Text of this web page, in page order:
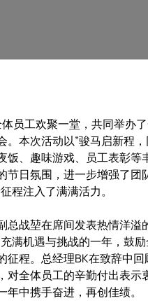
体员工欢聚一堂，共同举办
。本次活动以”骏马启新程
饭、趣味游戏、员工表彰等
节日氛围，进一步增强了团
程注入了满满活力。
总战堃在席间发表热情洋溢
满机遇与挑战的一年，鼓
征程。总经理BK在致辞中
对全体员工的辛勤付出表示
年中携手奋进，再创佳绩。